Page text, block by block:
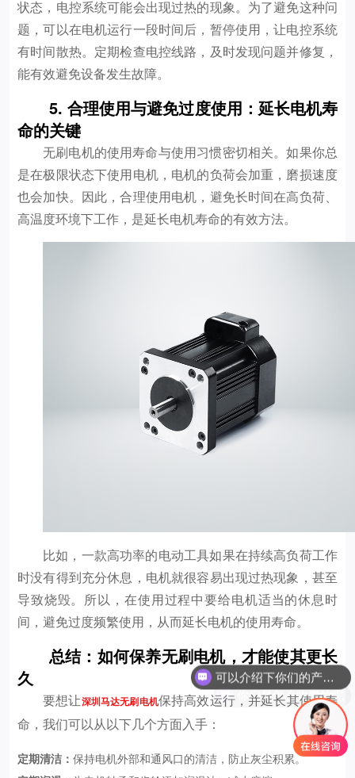
状态，电控系统可能会出现过热的现象。为了避免这种问
题，可以在电机运行一段时间后，暂停使用，让电控系统
有时间散热。定期检查电控线路，及时发现问题并修复，
能有效避免设备发生故障。
5. 合理使用与避免过度使用：延长电机寿
命的关键
无刷电机的使用寿命与使用习惯密切相关。如果你总
是在极限状态下使用电机，电机的负荷会加重，磨损速度
也会加快。因此，合理使用电机，避免长时间在高负荷、
高温度环境下工作，是延长电机寿命的有效方法。
比如，一款高功率的电动工具如果在持续高负荷工作
时没有得到充分休息，电机就很容易出现过热现象，甚至
导致烧毁。所以，在使用过程中要给电机适当的休息时
间，避免过度频繁使用，从而延长电机的使用寿命。
总结：如何保养无刷电机，才能使其更长
久
要想让深圳马达无刷电机保持高效运行，并延长其使用寿
命，我们可以从以下几个方面入手：
定期清洁： 保持电机外部和通风口的清洁，防止灰尘积累。
可以介绍下你们的产品么
你们是怎么收费的呢